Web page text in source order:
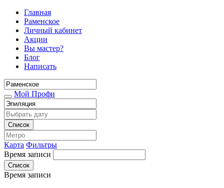
Главная
Раменское
Личный кабинет
Акции
Вы мастер?
Блог
Написать
Мой Профи
Список
Карта Фильтры
Время записи
Список
Время записи